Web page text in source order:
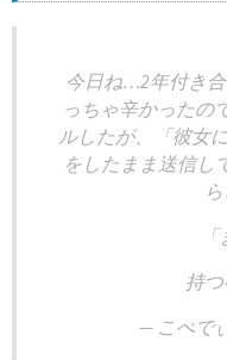
今日ね…2年付き
っちゃ辛かったの
ルしたが、「彼女
をしたまま送信
持つ
— こぺで